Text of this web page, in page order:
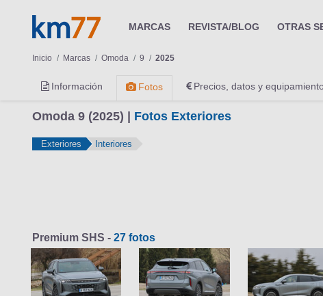
MARCAS REVISTA/BLOG OTRAS
Inicio Marcas Omoda 9 2025
Información Fotos Precios, datos y
Omoda 9 (2025) | Fotos Exteriores
Exteriores Interiores
Premium SHS - 27 fotos